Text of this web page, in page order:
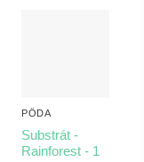
PÔDA
Substrát -
Rainforest - 1